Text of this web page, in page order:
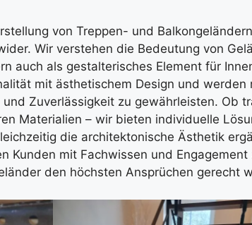
Handläufe
von Treppen- und
Wir verstehen die Bedeutung von
auch als gestalterisches Element für
mit ästhetischem Design und
Zuverlässigkeit zu gewährleisten. Ob
Materialien – wir bieten individuelle
die architektonische Ästhetik
Kunden mit Fachwissen und
den höchsten Ansprüchen gerecht